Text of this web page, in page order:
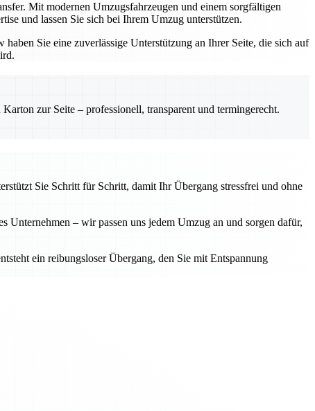
Mit modernen Umzugsfahrzeugen und einem sorgfältigen
und lassen Sie sich bei Ihrem Umzug unterstützen.
Sie eine zuverlässige Unterstützung an Ihrer Seite, die sich auf
zur Seite – professionell, transparent und termingerecht.
Sie Schritt für Schritt, damit Ihr Übergang stressfrei und ohne
Unternehmen – wir passen uns jedem Umzug an und sorgen dafür,
ein reibungsloser Übergang, den Sie mit Entspannung